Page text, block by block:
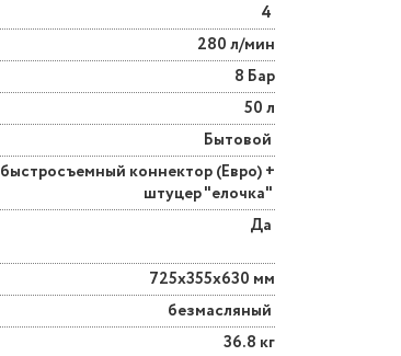
4
280 л/мин
8 Бар
50 л
Бытовой
быстросъемный коннектор (Евро) +
штуцер "елочка"
Да
725х355х630 мм
безмасляный
36.8 кг